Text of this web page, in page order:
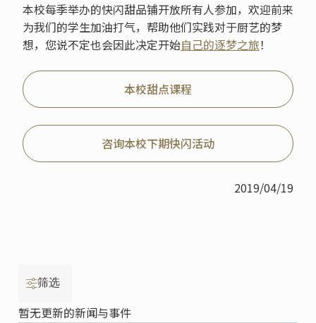
本校每季举办的快闪甜品铺开放所有人参加，欢迎前来
为我们的学生加油打气，帮助他们实践对于厨艺的梦
想，您说不定也会因此决定开始自己的逐梦之旅！
本校甜点课程
咨询本校下期快闪活动
2019/04/19
筛选
暂无更新的新闻与事件